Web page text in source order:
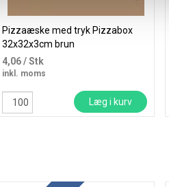
Pizzaæske med tryk Pizzabox
32x32x3cm brun
4,06/ Stk
inkl. moms
Læg i kurv